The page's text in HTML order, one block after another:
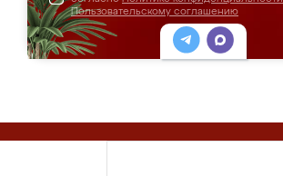
Пользовательскому соглашению